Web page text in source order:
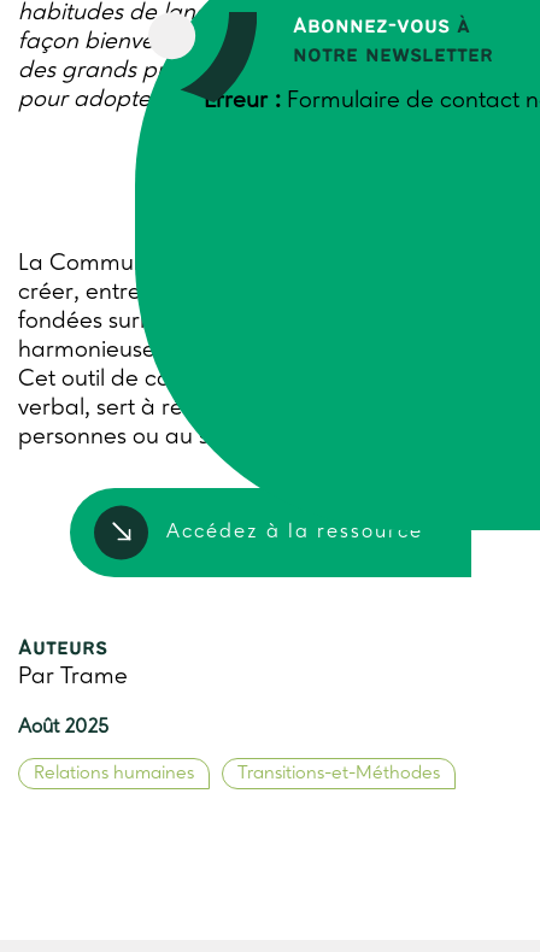
Abonnez-vous à
notre newsletter
Erreur : Formulaire de contact
habitudes de langage et communiquer de
façon bienveillante et constructive. Présentation
des grands principes et des étapes à respecter
pour adopter le « langage Girafe » de la CNV.
La Communication Non Violente (CNV) vise à
créer, entre les êtres humains, des relations
fondées surl’empathie, la coopération
harmonieuse, le respect de soi et des autres.
Cet outil de communication, principalement
verbal, sert à résoudre des conflits entre deux
personnes ou au sein de groupes…
Accédez à la ressource
Auteurs
Par Trame
Août 2025
Relations humaines Transitions-et-Méthodes